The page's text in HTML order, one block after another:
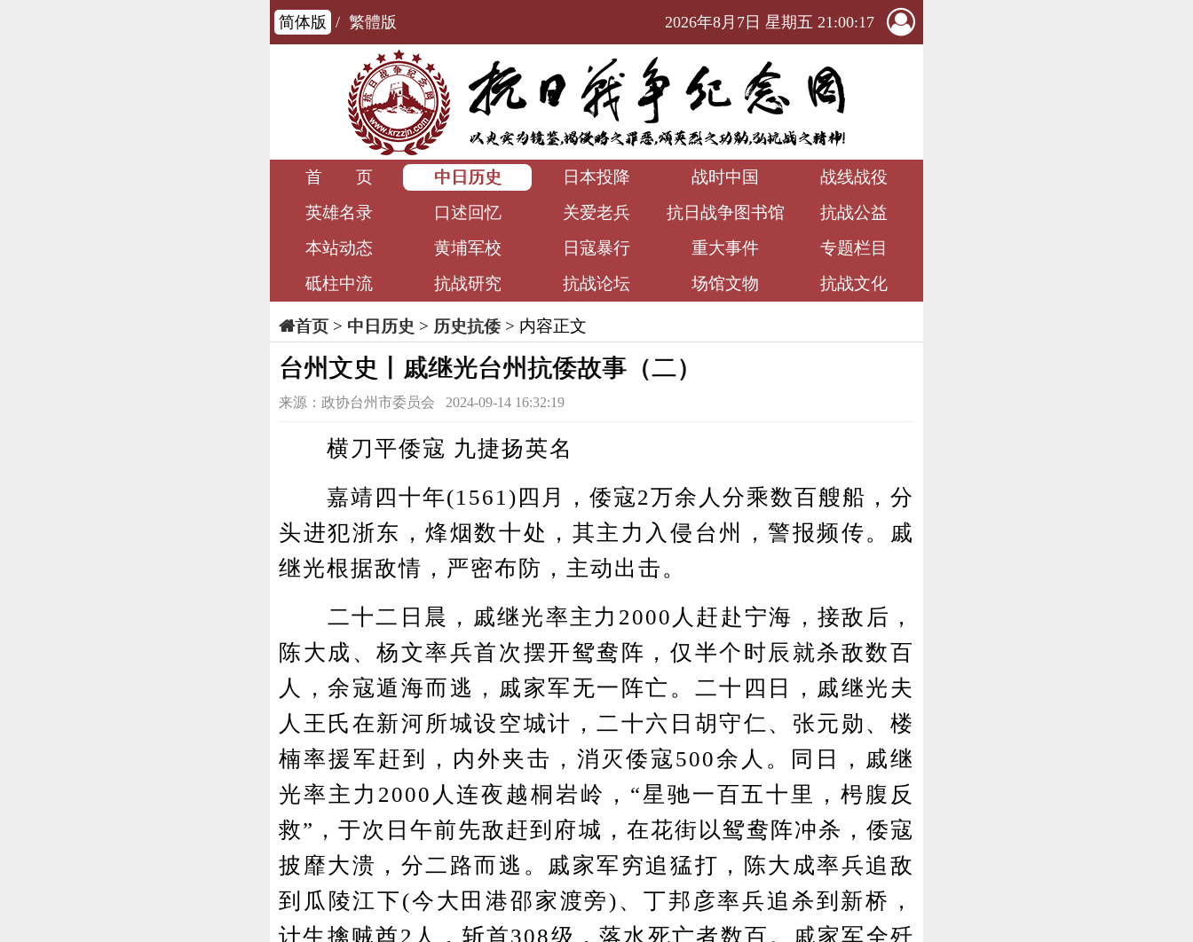
简体版 / 繁體版 2026年8月7日 星期五 21:00:17
首 页 中日历史 日本投降 战时中国
战线战役
英雄名录
口述回忆 关爱老兵 抗日战争图书馆
抗战公益
本站动态
黄埔军校 日寇暴行 重大事件
专题栏目
砥柱中流
抗战研究 抗战论坛 场馆文物 抗战文化
首页> 中日历史 > 历史抗倭 > 内容正文
台州文史丨戚继光台州抗倭故事（二）
来源：政协台州市委员会 2024-09-14 16:32:19
横刀平倭寇 九捷扬英名
嘉靖四十年(1561)四月，倭寇2万余人分乘数百艘船，分
头进犯浙东，烽烟数十处，其主力入侵台州，警报频传。戚
继光根据敌情，严密布防，主动出击。
二十二日晨，戚继光率主力2000人赶赴宁海，接敌后，
陈大成、杨文率兵首次摆开鸳鸯阵，仅半个时辰就杀敌数百
人，余寇遁海而逃，戚家军无一阵亡。二十四日，戚继光夫
人王氏在新河所城设空城计，二十六日胡守仁、张元勋、楼
楠率援军赶到，内外夹击，消灭倭寇500余人。同日，戚继
光率主力2000人连夜越桐岩岭，“星驰一百五十里，枵腹反
救”，于次日午前先敌赶到府城，在花街以鸳鸯阵冲杀，倭寇
披靡大溃，分二路而逃。戚家军穷追猛打，陈大成率兵追敌
到瓜陵江下(今大田港邵家渡旁)、丁邦彦率兵追杀到新桥，
计生擒贼酋2人，斩首308级，落水死亡者数百。戚家军全歼